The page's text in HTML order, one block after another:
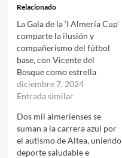
Relacionado
La Gala de la ‘I Almería Cup’
comparte la ilusión y
compañerismo del fútbol
base, con Vicente del
Bosque como estrella
diciembre 7, 2024
Entrada similar
Dos mil almerienses se
suman a la carrera azul por
el autismo de Altea, uniendo
deporte saludable e